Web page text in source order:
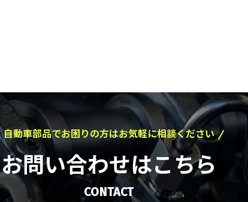
自動車部品でお困りの方はお気軽に相談ください
お問い合わせはこちら
CONTACT